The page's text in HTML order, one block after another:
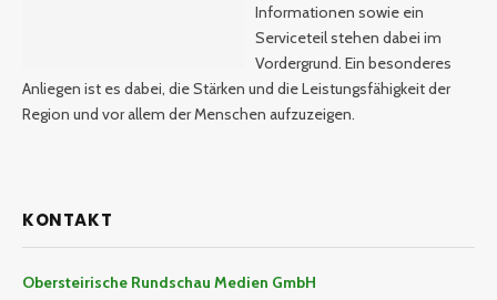
Informationen sowie ein
Serviceteil stehen dabei im
Vordergrund. Ein besonderes
Anliegen ist es dabei, die Stärken und die Leistungsfähigkeit der
Region und vor allem der Menschen aufzuzeigen.
KONTAKT
Obersteirische Rundschau Medien GmbH